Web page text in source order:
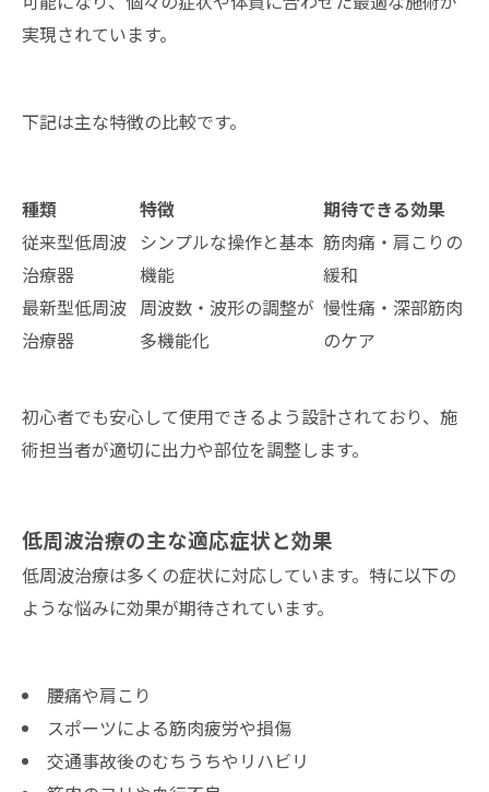
実現されています。
下記は主な特徴の比較です。
種類 特徴
期待できる効果
従来型低周波
治療器
シンプルな操作と基本
機能
筋肉痛・肩こりの
緩和
最新型低周波
治療器
周波数・波形の調整が
多機能化
慢性痛・深部筋肉
のケア
初心者でも安心して使用できるよう設計されており、施
術担当者が適切に出力や部位を調整します。
低周波治療の主な適応症状と効果
低周波治療は多くの症状に対応しています。特に以下の
ような悩みに効果が期待されています。
腰痛や肩こり
スポーツによる筋肉疲労や損傷
交通事故後のむちうちやリハビリ